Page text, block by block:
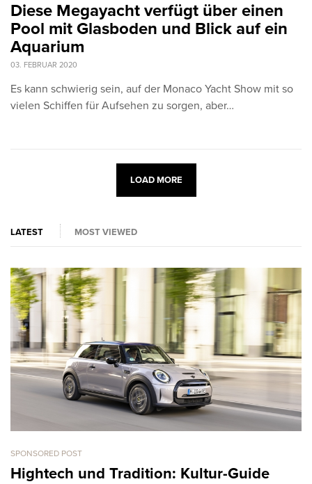
Diese Megayacht verfügt über einen
Pool mit Glasboden und Blick auf ein
Aquarium
03. FEBRUAR 2020
Es kann schwierig sein, auf der Monaco Yacht Show mit so
vielen Schiffen für Aufsehen zu sorgen, aber…
LOAD MORE
LATEST MOST VIEWED
SPONSORED POST
Hightech und Tradition: Kultur-Guide